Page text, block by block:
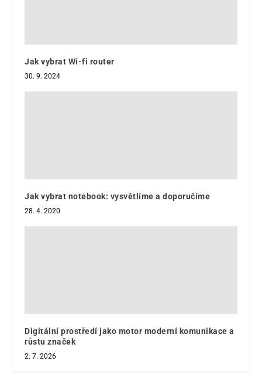
Jak vybrat Wi-fi router
30. 9. 2024
Jak vybrat notebook: vysvětlíme a doporučíme
28. 4. 2020
Digitální prostředí jako motor moderní komunikace a
růstu značek
2. 7. 2026